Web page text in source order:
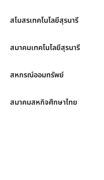
สโมสรเทคโนโลยีสุรนารี
สมาคมเทคโนโลยีสุรนารี
สหกรณ์ออมทรัพย์
สมาคมสหกิจศึกษาไทย